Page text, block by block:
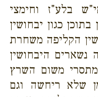
בלע"ז וחימצי
כגון יבחושין
הקליפה משחרת
נשארים היבחושין
משום השרץ
שלא ריחשה וגם